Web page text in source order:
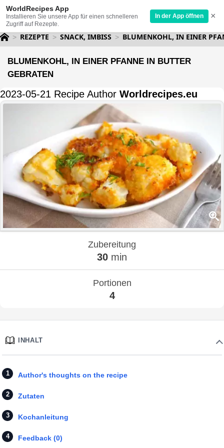
WorldRecipes App
Installieren Sie unsere App für einen schnelleren
Zugriff auf Rezepte.
In der App öffnen ×
REZEPTE SNACK, IMBISS BLUMENKOHL, IN EINER
BLUMENKOHL, IN EINER PFANNE IN BUTTER
GEBRATEN
2023-05-21 Recipe Author Worldrecipes.eu
Zubereitung
30 min
Portionen
4
INHALT
Author's thoughts on the recipe
Zutaten
Kochanleitung
Feedback (0)